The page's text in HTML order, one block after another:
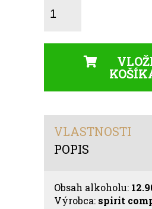
VLASTNOSTI
POPIS
Obsah alkoholu:
Výrobca: spirit